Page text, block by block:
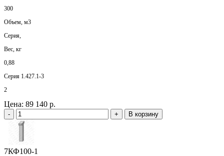
300
Объем, м3
Серия,
Вес, кг
0,88
Серия 1.427.1-3
2
Цена: 89 140 р.
- + В корзину
7КФ100-1